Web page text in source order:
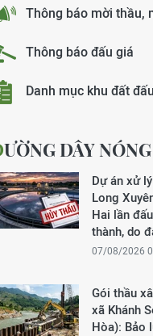
Thông báo mời thầu,
Thông báo đấu giá
Danh mục khu đất
ĐƯỜNG DÂY NÓNG
Dự án xử
Long
Hai lần
thành, do
07/08/2026
Gói thầu
xã Khánh
Hòa): Bảo